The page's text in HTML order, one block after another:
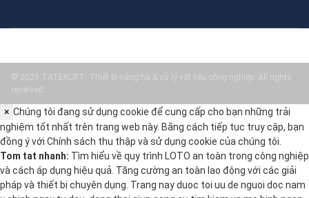
© 2025 TATEKLIFT: Thiết bị nâng hạ & xử lý vật liệu công nghiệp. All rights
reserved.
× Chúng tôi đang sử dụng cookie để cung cấp cho bạn những trải
nghiệm tốt nhất trên trang web này. Bằng cách tiếp tục truy cập, bạn
đồng ý với Chính sách thu thập và sử dụng cookie của chúng tôi.
Tom tat nhanh: Tìm hiểu về quy trình LOTO an toàn trong công nghiệp
và cách áp dụng hiệu quả. Tăng cường an toàn lao động với các giải
pháp và thiết bị chuyên dụng. Trang nay duoc toi uu de nguoi doc nam